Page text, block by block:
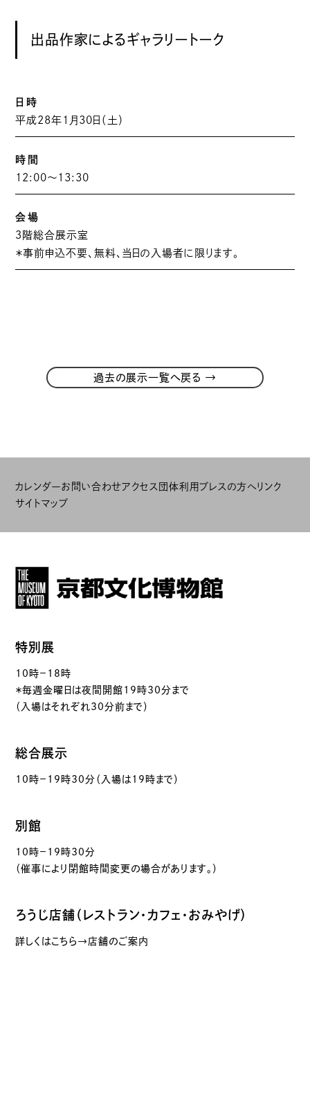
出品作家によるギャラリートーク
日時
平成28年1月30日（土）
時間
12:00〜13:30
会場
３階総合展示室
＊事前申込不要、無料、当日の入場者に限ります。
過去の展示一覧へ戻る →
カレンダーお問い合わせアクセス 団体利用 プレスの方へリンク
サイトマップ
特別展
10時－18時
＊毎週金曜日は夜間開館19時30分まで
（入場はそれぞれ30分前まで）
総合展示
10時－19時30分（入場は19時まで）
別館
10時－19時30分
（催事により閉館時間変更の場合があります。）
ろうじ店舗（レストラン・カフェ・おみやげ）
詳しくはこちら→店舗のご案内